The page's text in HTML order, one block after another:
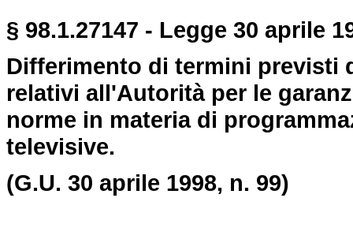
§ 98.1.27147 - Legge 30 aprile
Differimento di termini previsti
relativi all'Autorità per le
norme in materia di
televisive.
(G.U. 30 aprile 1998, n. 99)